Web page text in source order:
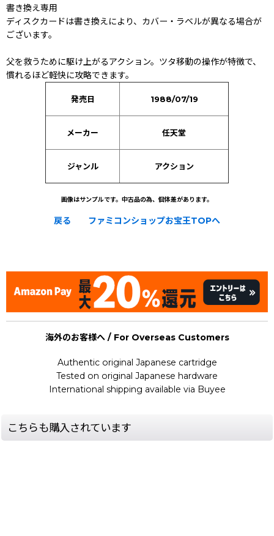
書き換え専用
ディスクカードは書き換えにより、カバー・ラベルが異なる場合が
ございます。
父を救うために駆け上がるアクション。ツタ移動の操作が特徴で、
慣れるほど軽快に攻略できます。
発売日 1988/07/19
メーカー 任天堂
ジャンル アクション
画像はサンプルです。中古品の為、個体差があります。
戻る ファミコンショップお宝王TOPへ
海外のお客様へ / For Overseas Customers
Authentic original Japanese cartridge
Tested on original Japanese hardware
International shipping available via Buyee
こちらも購入されています